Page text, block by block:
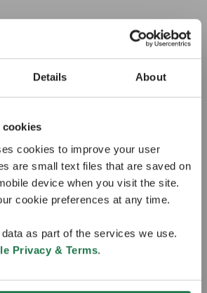
Details About
cookies
cookies to improve your user
are small text files that are saved on
device when you visit the site.
cookie preferences at any time.
as part of the services we use.
Privacy & Terms.
personalità natalizia è: